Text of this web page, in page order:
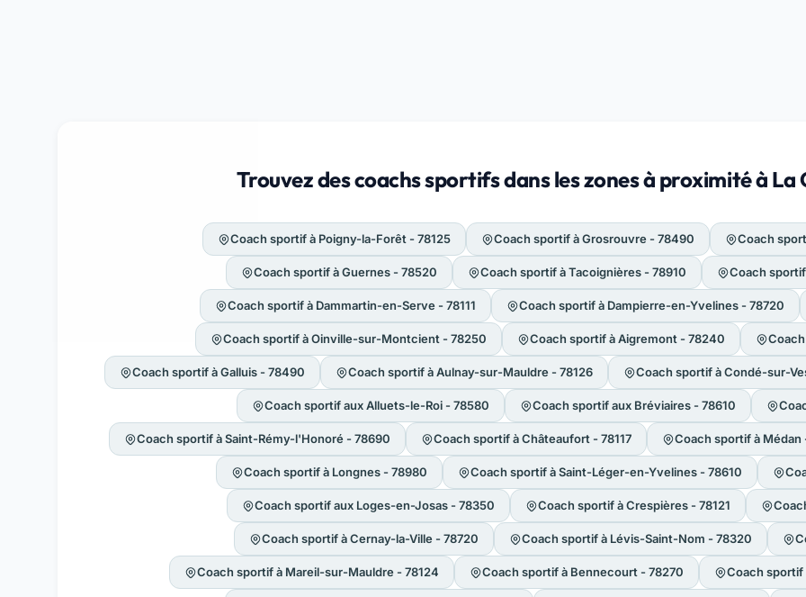
Trouvez des coachs sportifs dans les zones à proximité à
Coach sportif à Poigny-la-Forêt - 78125 Coach sportif à Grosrouvre - 78490 Coach
Coach sportif à Guernes - 78520 Coach sportif à Tacoignières - 78910 Coach
Coach sportif à Dammartin-en-Serve - 78111 Coach sportif à Dampierre-en-Yvelines - 78720
Coach sportif à Oinville-sur-Montcient - 78250 Coach sportif à Aigremont - 78240
Coach sportif à Galluis - 78490 Coach sportif à Aulnay-sur-Mauldre - 78126 Coach sportif à Condé-sur-
Coach sportif aux Alluets-le-Roi - 78580 Coach sportif aux Bréviaires - 78610
Coach sportif à Saint-Rémy-l'Honoré - 78690 Coach sportif à Châteaufort - 78117 Coach sportif à Médan
Coach sportif à Longnes - 78980 Coach sportif à Saint-Léger-en-Yvelines - 78610
Coach sportif aux Loges-en-Josas - 78350 Coach sportif à Crespières - 78121
Coach sportif à Cernay-la-Ville - 78720 Coach sportif à Lévis-Saint-Nom - 78320
Coach sportif à Mareil-sur-Mauldre - 78124 Coach sportif à Bennecourt - 78270 Coach sportif